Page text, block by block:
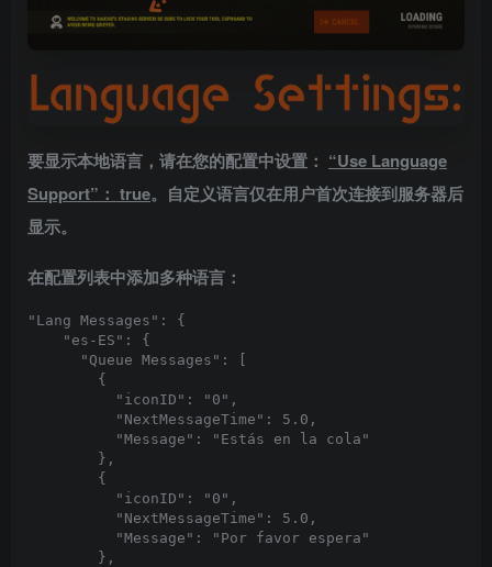
要显示本地语言，请在您的配置中设置： “Use Language
Support”： true。自定义语言仅在用户首次连接到服务器后
显示。
在配置列表中添加多种语言：
"Lang Messages": {
    "es-ES": {
      "Queue Messages": [
        {
          "iconID": "0",
          "NextMessageTime": 5.0,
          "Message": "Estás en la cola"
        },
        {
          "iconID": "0",
          "NextMessageTime": 5.0,
          "Message": "Por favor espera"
        },